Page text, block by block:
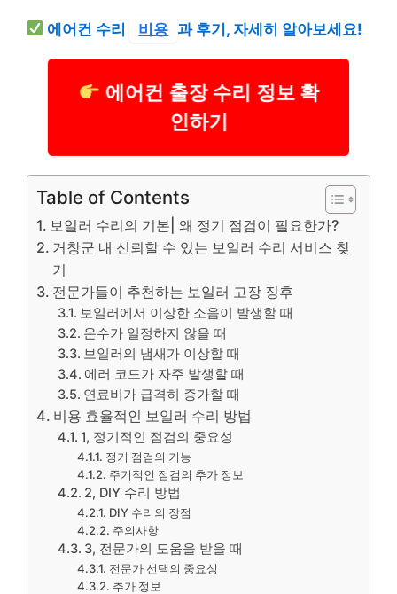
에어컨 수리 비용 과 후기, 자세히 알아보세요!
에어컨 출장 수리 정보 확
인하기
Table of Contents
보일러 수리의 기본| 왜 정기 점검이 필요한가?
거창군 내 신뢰할 수 있는 보일러 수리 서비스 찾
기
전문가들이 추천하는 보일러 고장 징후
보일러에서 이상한 소음이 발생할 때
온수가 일정하지 않을 때
보일러의 냄새가 이상할 때
에러 코드가 자주 발생할 때
연료비가 급격히 증가할 때
비용 효율적인 보일러 수리 방법
1, 정기적인 점검의 중요성
정기 점검의 기능
주기적인 점검의 추가 정보
2, DIY 수리 방법
DIY 수리의 장점
주의사항
3, 전문가의 도움을 받을 때
전문가 선택의 중요성
추가 정보